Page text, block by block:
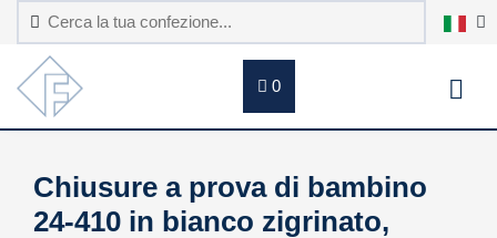
0
Chiusure a prova di bambino
24-410 in bianco zigrinato,